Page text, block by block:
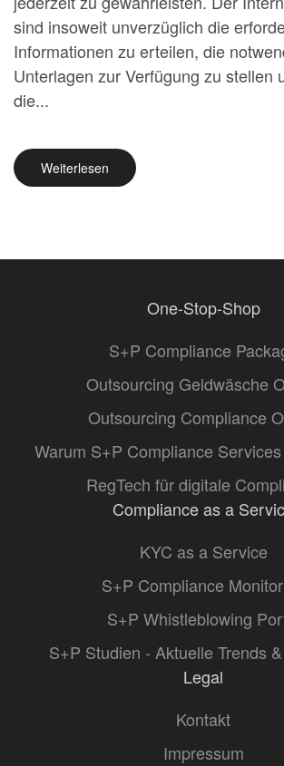
sind insoweit unverzüglich die
Informationen zu erteilen, die
Unterlagen zur Verfügung zu stellen
die...
Weiterlesen
One-Stop-Shop
S+P Compliance
Outsourcing Geldwäsche
Outsourcing Compliance
Warum S+P Compliance
RegTech für digitale
Compliance as a
KYC as a Service
S+P Compliance
S+P Whistleblowing
S+P Studien - Aktuelle Trends
Legal
Kontakt
Impressum